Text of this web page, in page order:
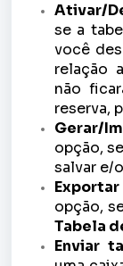
Ativar/
se a
você
relação
não
reserva,
Gerar/
opção,
salvar e/
opção,
Tabela
Enviar